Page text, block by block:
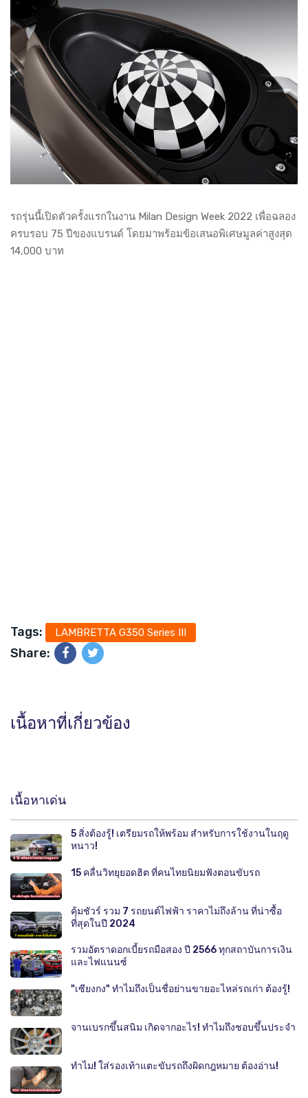
รถรุ่นนี้เปิดตัวครั้งแรกในงาน Milan Design Week 2022 เพื่อฉลอง
ครบรอบ 75 ปีของแบรนด์ โดยมาพร้อมข้อเสนอพิเศษมูลค่าสูงสุด
14,000 บาท
Tags: LAMBRETTA G350 Series III
Share:
เนื้อหาที่เกี่ยวข้อง
เนื้อหาเด่น
5 สิ่งต้องรู้! เตรียมรถให้พร้อม สำหรับการใช้งานในฤดู
หนาว!
15 คลื่นวิทยุยอดฮิต ที่คนไทยนิยมฟังตอนขับรถ
คุ้มชัวร์ รวม 7 รถยนต์ไฟฟ้า ราคาไม่ถึงล้าน ที่น่าซื้อ
ที่สุดในปี 2024
รวมอัตราดอกเบี้ยรถมือสอง ปี 2566 ทุกสถาบันการเงิน
และไฟแนนซ์
"เซียงกง" ทำไมถึงเป็นชื่อย่านขายอะไหล่รถเก่า ต้องรู้!
จานเบรกขึ้นสนิม เกิดจากอะไร! ทำไมถึงชอบขึ้นประจำ
ทำไม! ใส่รองเท้าแตะขับรถถึงผิดกฎหมาย ต้องอ่าน!